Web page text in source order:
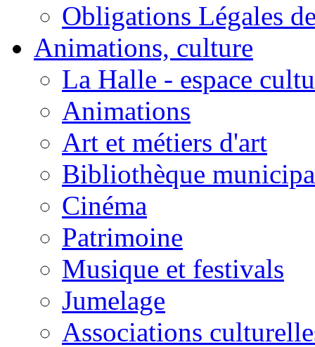
Obligations Légales
Animations, culture
La Halle - espace
Animations
Art et métiers d'art
Bibliothèque
Cinéma
Patrimoine
Musique et festivals
Jumelage
Associations